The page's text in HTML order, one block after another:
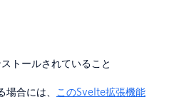
トールされていること
合には、 このSvelte拡張機能